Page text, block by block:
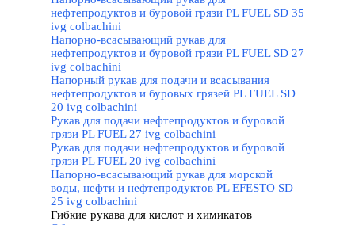
нефтепродуктов и буровой грязи PL FUEL SD 35
ivg colbachini
Напорно-всасывающий рукав для
нефтепродуктов и буровой грязи PL FUEL SD 27
ivg colbachini
Напорный рукав для подачи и всасывания
нефтепродуктов и буровых грязей PL FUEL SD
20 ivg colbachini
Рукав для подачи нефтепродуктов и буровой
грязи PL FUEL 27 ivg colbachini
Рукав для подачи нефтепродуктов и буровой
грязи PL FUEL 20 ivg colbachini
Напорно-всасывающий рукав для морской
воды, нефти и нефтепродуктов PL EFESTO SD
25 ivg colbachini
Гибкие рукава для кислот и химикатов